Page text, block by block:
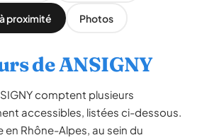
proximité Photos
de ANSIGNY
comptent plusieurs
accessibles, listées ci-dessous.
en Rhône-Alpes, au sein du